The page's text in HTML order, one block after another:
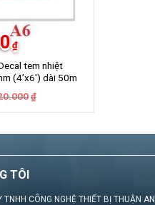
tem nhiệt
(4’x6′) dài 50m
₫
là:
₫
tại
100.000₫.
TÔI
TNHH CÔNG NGHỆ THIẾT BỊ THUẬN AN